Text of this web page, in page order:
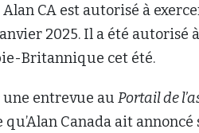
CA est autorisé à
2025. Il a été autorisé
Britannique cet été.
entrevue au Portail de
Canada ait annoncé